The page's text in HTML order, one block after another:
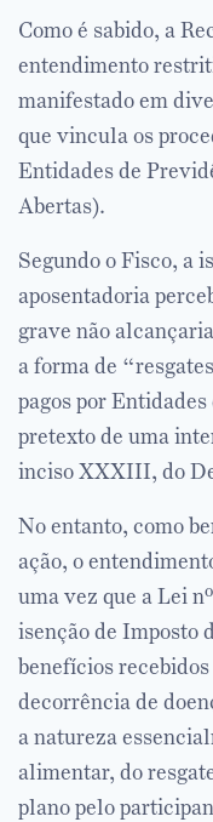
Como é sabido, a
entendimento
manifestado em
que vincula os
Entidades de
Abertas).
Segundo o Fisco, a
aposentadoria
grave não
a forma de
pagos por
pretexto de uma
inciso XXXIII, do
No entanto, como
ação, o
uma vez que a Lei
isenção de Imposto
benefícios
decorrência de
a natureza
alimentar, do
plano pelo